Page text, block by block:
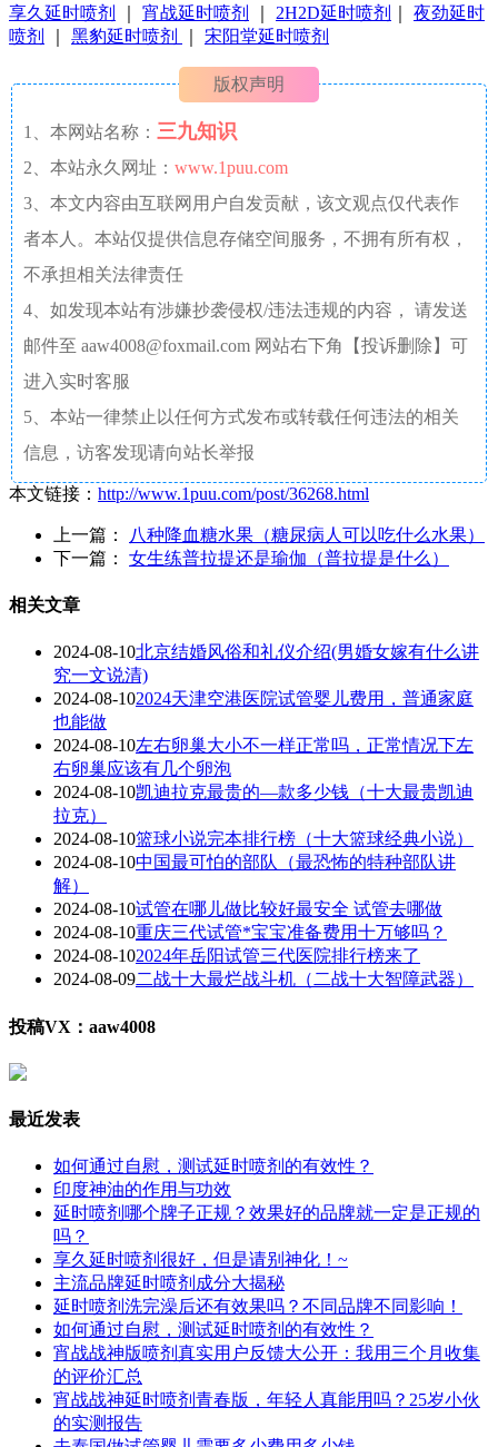
享久延时喷剂
宵战延时喷剂 2H2D延时喷剂
夜劲延时
喷剂
黑豹延时喷剂 宋阳堂延时喷剂
版权声明
1、本网站名称： 三九知识
2、本站永久网址： www.1puu.com
3、本文内容由互联网用户自发贡献，该文观点仅代表作
者本人。本站仅提供信息存储空间服务，不拥有所有权，
不承担相关法律责任
4、如发现本站有涉嫌抄袭侵权/违法违规的内容， 请发送
邮件至 aaw4008@foxmail.com 网站右下角【投诉删除】可
进入实时客服
5、本站一律禁止以任何方式发布或转载任何违法的相关
信息，访客发现请向站长举报
本文链接： http://www.1puu.com/post/36268.html
上一篇：
八种降血糖水果（糖尿病人可以吃什么水果）
下一篇： 女生练普拉提还是瑜伽（普拉提是什么）
相关文章
2024-08-10北京结婚风俗和礼仪介绍(男婚女嫁有什么讲
究一文说清)
2024-08-102024天津空港医院试管婴儿费用，普通家庭
也能做
2024-08-10左右卵巢大小不一样正常吗，正常情况下左
右卵巢应该有几个卵泡
2024-08-10凯迪拉克最贵的—款多少钱（十大最贵凯迪
拉克）
2024-08-10篮球小说完本排行榜（十大篮球经典小说）
2024-08-10中国最可怕的部队（最恐怖的特种部队讲
解）
2024-08-10试管在哪儿做比较好最安全 试管去哪做
2024-08-10重庆三代试管*宝宝准备费用十万够吗？
2024-08-102024年岳阳试管三代医院排行榜来了
2024-08-09二战十大最烂战斗机（二战十大智障武器）
投稿VX：aaw4008
最近发表
如何通过自慰，测试延时喷剂的有效性？
印度神油的作用与功效
延时喷剂哪个牌子正规？效果好的品牌就一定是正规的
吗？
享久延时喷剂很好，但是请别神化！~
主流品牌延时喷剂成分大揭秘
延时喷剂洗完澡后还有效果吗？不同品牌不同影响！
如何通过自慰，测试延时喷剂的有效性？
宵战战神版喷剂真实用户反馈大公开：我用三个月收集
的评价汇总
宵战战神延时喷剂青春版，年轻人真能用吗？25岁小伙
的实测报告